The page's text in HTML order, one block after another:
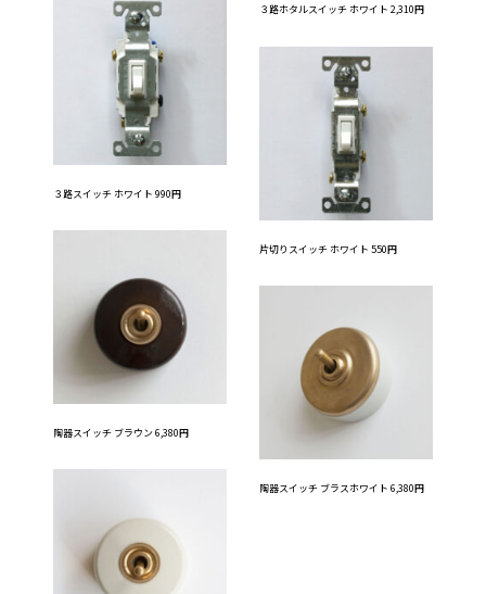
３路ホタルスイッチ ホワイト 2,310円
３路スイッチ ホワイト 990円
片切りスイッチ ホワイト 550円
陶器スイッチ ブラウン 6,380円
陶器スイッチ ブラスホワイト 6,380円